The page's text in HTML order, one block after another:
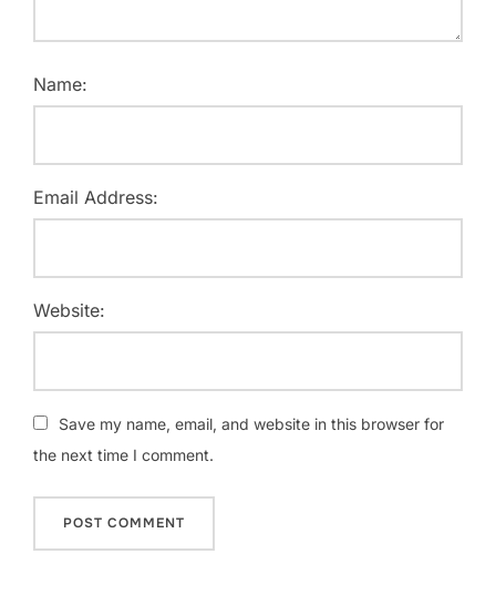
Name:
Email Address:
Website:
Save my name, email, and website in this browser for
the next time I comment.